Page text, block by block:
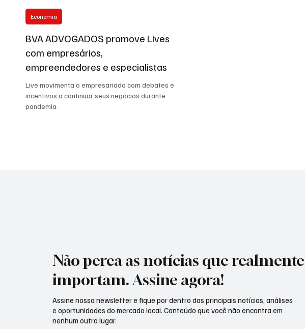
BVA ADVOGADOS promove Lives
com empresários,
empreendedores e especialistas
Live movimenta o empresariado com debates e
incentivos a continuar seus negócios durante
pandemia.
Economia
Não perca as notícias que realmente
importam. Assine agora!
Assine nossa newsletter e fique por dentro das principais notícias, análises
e oportunidades do mercado local. Conteúdo que você não encontra em
nenhum outro lugar.